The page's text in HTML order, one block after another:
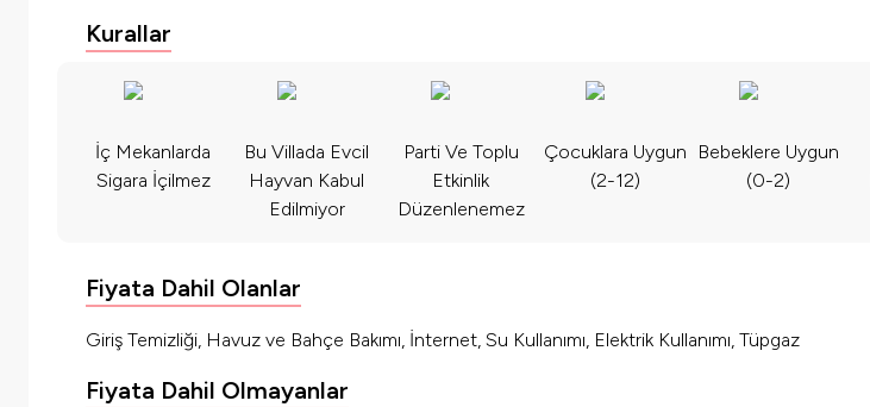
Kurallar
İç Mekanlarda
Sigara İçilmez
Bu Villada Evcil
Hayvan Kabul
Edilmiyor
Parti Ve Toplu
Etkinlik
Düzenlenemez
Çocuklara Uygun
(2-12)
Bebeklere Uygun
(0-2)
Fiyata Dahil Olanlar
Giriş Temizliği, Havuz ve Bahçe Bakımı, İnternet, Su Kullanımı, Elektrik Kullanımı, Tüpgaz
Fiyata Dahil Olmayanlar